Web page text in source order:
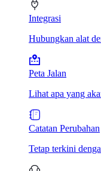
Integrasi
Hubungkan alat
Peta Jalan
Lihat apa yang
Catatan Perubahan
Tetap terkini